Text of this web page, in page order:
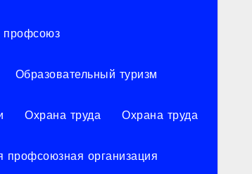
профсоюз
Образовательный туризм
Охрана труда Охрана труда
профсоюзная организация